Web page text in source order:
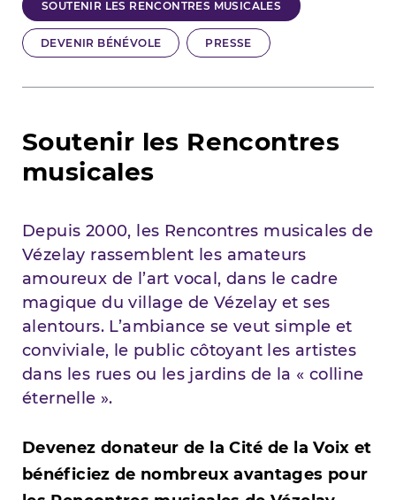
SOUTENIR LES RENCONTRES MUSICALES
DEVENIR BÉNÉVOLE PRESSE
Soutenir les Rencontres
musicales
Depuis 2000, les Rencontres musicales de
Vézelay rassemblent les amateurs
amoureux de l’art vocal, dans le cadre
magique du village de Vézelay et ses
alentours. L’ambiance se veut simple et
conviviale, le public côtoyant les artistes
dans les rues ou les jardins de la « colline
éternelle ».
Devenez donateur de la Cité de la Voix et
bénéficiez de nombreux avantages pour